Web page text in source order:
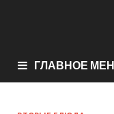
ГЛАВНОЕ